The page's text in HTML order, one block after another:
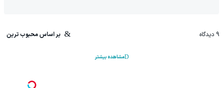
9 دیدگاه بر اساس محبوب ترین
مشاهده بیشتر